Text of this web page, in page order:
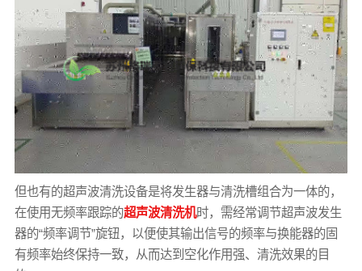
但也有的超声波清洗设备是将发生器与清洗槽组合为一体的，
在使用无频率跟踪的超声波清洗机时，需经常调节超声波发生
器的“频率调节”旋钮，以便使其输出信号的频率与换能器的固
有频率始终保持一致，从而达到空化作用强、清洗效果的目